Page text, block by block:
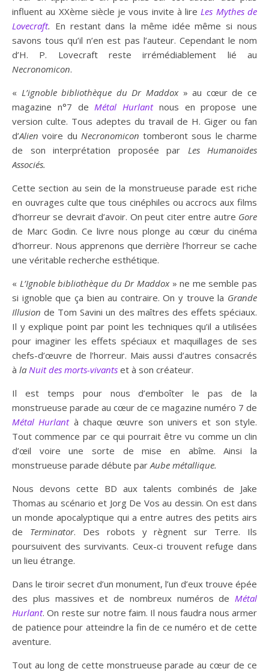
influent au XXème siècle je vous invite à lireLes Mythes de
Lovecraft. En restant dans la même idée même si nous
savons tous qu’il n’en est pas l’auteur. Cependant le nom
d’H. P. Lovecraft reste irrémédiablement lié au
Necronomicon.
« L’ignoble bibliothèque du Dr Maddox» au cœur de ce
magazine n°7 deMétal Hurlant nous en propose une
version culte. Tous adeptes du travail de H. Giger ou fan
d’Alien voire du Necronomicon tomberont sous le charme
de son interprétation proposée par Les Humanoïdes
Associés.
Cette section au sein de la monstrueuse parade est riche
en ouvrages culte que tous cinéphiles ou accrocs aux films
d’horreur se devrait d’avoir. On peut citer entre autre Gore
de Marc Godin. Ce livre nous plonge au cœur du cinéma
d’horreur. Nous apprenons que derrière l’horreur se cache
une véritable recherche esthétique.
« L’Ignoble bibliothèque du Dr Maddox» ne me semble pas
si ignoble que ça bien au contraire. On y trouve la Grande
Illusionde Tom Savini un des maîtres des effets spéciaux.
Il y explique point par point les techniques qu’il a utilisées
pour imaginer les effets spéciaux et maquillages de ses
chefs-d’œuvre de l’horreur. Mais aussi d’autres consacrés
à la Nuit des morts-vivants et à son créateur.
Il est temps pour nous d’emboîter le pas de la
monstrueuse parade au cœur de ce magazine numéro 7 de
Métal Hurlantà chaque œuvre son univers et son style.
Tout commence par ce qui pourrait être vu comme un clin
d’œil voire une sorte de mise en abîme. Ainsi la
monstrueuse parade débute parAube métallique.
Nous devons cette BD aux talents combinés de Jake
Thomas au scénario et Jorg De Vos au dessin. On est dans
un monde apocalyptique qui a entre autres des petits airs
de Terminator. Des robots y règnent sur Terre. Ils
poursuivent des survivants. Ceux-ci trouvent refuge dans
un lieu étrange.
Dans le tiroir secret d’un monument, l’un d’eux trouve épée
des plus massives et de nombreux numéros de Métal
Hurlant. On reste sur notre faim. Il nous faudra nous armer
de patience pour atteindre la fin de ce numéro et de cette
aventure.
Tout au long de cette monstrueuse parade au cœur de ce